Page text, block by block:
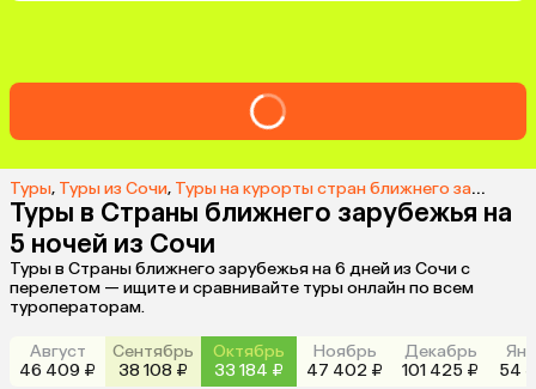
Туры, Туры из Сочи, Туры на курорты стран ближнего зарубежья из Сочи
Туры в Страны ближнего зарубежья на
5 ночей из Сочи
Туры в Страны ближнего зарубежья на 6 дней из Сочи с
перелетом — ищите и сравнивайте туры онлайн по всем
туроператорам.
Август
46 409 ₽
Сентябрь
38 108 ₽
Октябрь
33 184 ₽
Ноябрь
47 402 ₽
Декабрь
101 425 ₽
54